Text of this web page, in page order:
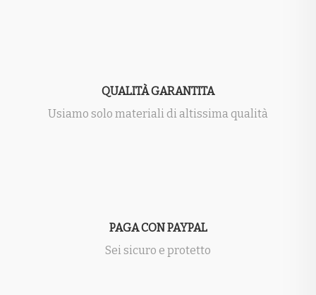
QUALITÀ GARANTITA
Usiamo solo materiali di altissima qualità
PAGA CON PAYPAL
Sei sicuro e protetto